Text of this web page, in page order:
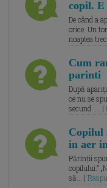
copil.
De când a
orice. Un
noaptea
Cum
parinti
După
ce nu se
secund. ... |
Copilul
in aer
Părinții
copilului.”
să... |